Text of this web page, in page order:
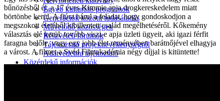
Egyéb kulturális programok
Generációk közötti tudásátadás
Művelődő közösségek
Részvételi fórumok
Tájékoztató projekttevékenységről
Adatvédelmi tájékoztató
Közérdekű információk
bűnözésből él, a 17 éves Kimmie apja drogkereskedelem miatt
börtönbe kerül. A fiúra hárul a feladat, hogy gondoskodjon a
megszokott életéből kibillentett család megélhetéséről. Kőkemény
választás elé kerül: tovább viszi-e apja üzleti ügyeit, aki igazi férfit
faragna belőle, vagy egy jobb élet reményében barátnőjével elhagyja
a várost. A filmet a Svéd Filmakadémia négy díjjal is kitüntette!